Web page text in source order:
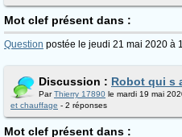
Mot clef présent dans :
Question postée le jeudi 21 mai 2020 à
Discussion : Robot qui s
ParThierry 17890 le mardi 19 mai
et chauffage - 2 réponses
Mot clef présent dans :